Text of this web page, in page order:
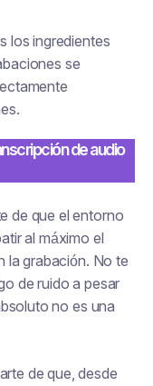
los ingredientes
se
de audio
de que el entorno
al máximo el
la grabación. No te
de ruido a pesar
no es una
de que, desde